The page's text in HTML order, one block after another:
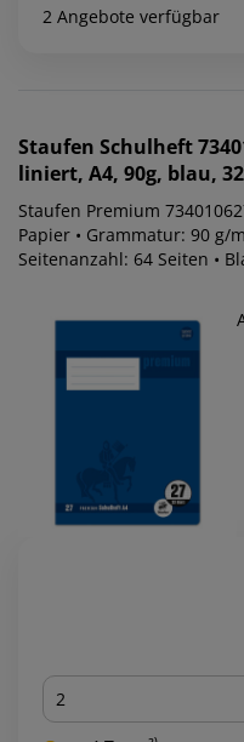
2 Angebote verfügbar
Staufen Schulheft
liniert, A4, 90g, blau,
Staufen Premium
Papier • Grammatur: 90 g/
Seitenanzahl: 64 Seiten •
Menge